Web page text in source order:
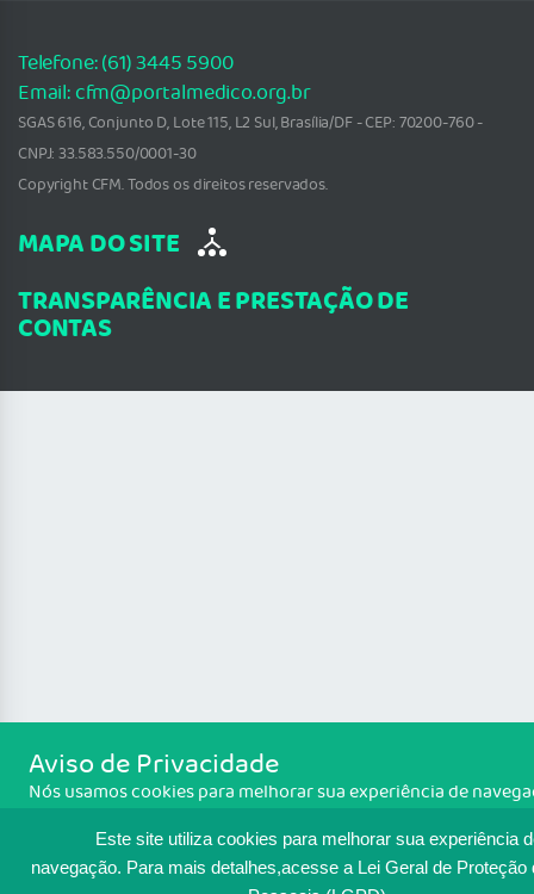
Este site utiliza cookies para melhorar sua experiência
navegação. Para mais detalhes,acesse a Lei Geral de Proteção
Telefone: (61) 3445 5900
Email: cfm@portalmedico.org.br
SGAS 616, Conjunto D, Lote 115, L2 Sul, Brasília/DF - CEP: 70200-760 -
CNPJ: 33.583.550/0001-30
Copyright CFM. Todos os direitos reservados.
MAPA DO SITE
TRANSPARÊNCIA E PRESTAÇÃO DE
CONTAS
Aviso de Privacidade
Nós usamos cookies para melhorar sua experiência de
monitoramento de cookies. Para ter mais informações sobre
é feito, acessePolítica de cookies. Se você concorda, clique